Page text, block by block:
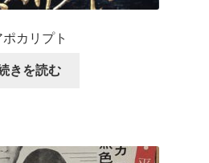
ポカリプト
きを読む